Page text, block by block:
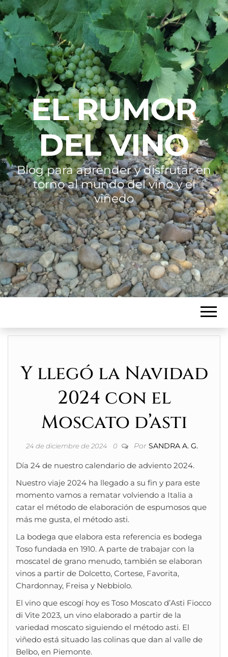
EL RUMOR
DEL VINO
Blog para aprender y disfrutar en
torno al mundo del vino y el
viñedo
Y llegó la Navidad
2024 con el
Moscato d’asti
24 de diciembre de 2024 0 Por SANDRA A. G.
Día 24 de nuestro calendario de adviento 2024.
Nuestro viaje 2024 ha llegado a su fin y para este
momento vamos a rematar volviendo a Italia a
catar el método de elaboración de espumosos que
más me gusta, el método asti.
La bodega que elabora esta referencia es bodega
Toso fundada en 1910. A parte de trabajar con la
moscatel de grano menudo, también se elaboran
vinos a partir de Dolcetto, Cortese, Favorita,
Chardonnay, Freisa y Nebbiolo.
El vino que escogí hoy es Toso Moscato d’Asti Fiocco
di Vite 2023, un vino elaborado a partir de la
variedad moscato siguiendo el método asti. El
viñedo está situado las colinas que dan al valle de
Belbo, en Piemonte.